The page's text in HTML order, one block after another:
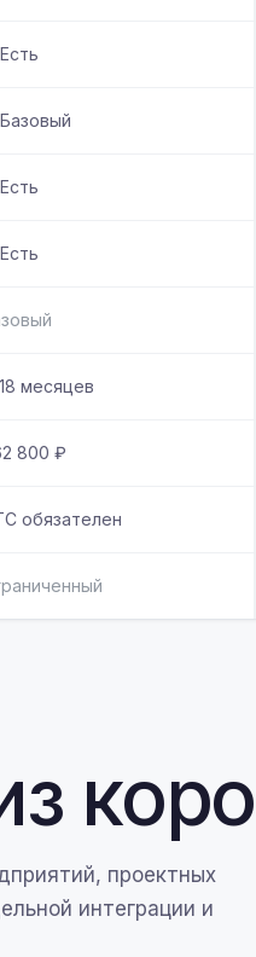
Есть
Базовый
Есть
Есть
месяцев
800 ₽
обязателен
проектных
интеграции и